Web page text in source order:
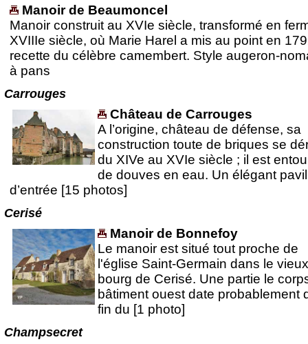
Manoir de Beaumoncel
Manoir construit au XVIe siècle, transformé en
XVIIIe siècle, où Marie Harel a mis au point en
recette du célèbre camembert. Style augeron-
à pans
Carrouges
Château de Carrouges
A l’origine, château de défense, sa
construction toute de briques se
du XIVe au XVIe siècle ; il est
de douves en eau. Un élégant
d’entrée [15 photos]
Cerisé
Manoir de Bonnefoy
Le manoir est situé tout proche de
l'église Saint-Germain dans le vieux
bourg de Cerisé. Une partie le
bâtiment ouest date probablement
fin du [1 photo]
Champsecret